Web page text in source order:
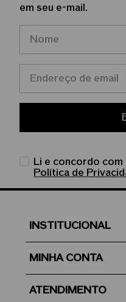
em seu e-mail.
Li e concordo com
Política de
INSTITUCIONAL
MINHA CONTA
ATENDIMENTO